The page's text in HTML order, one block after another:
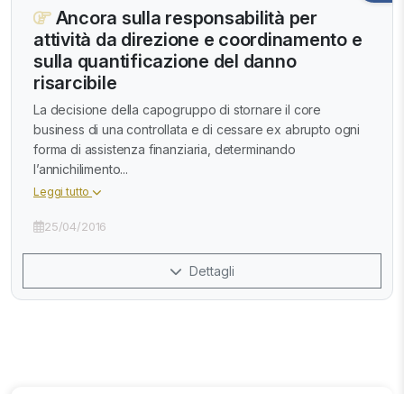
Ancora sulla responsabilità per
attività da direzione e coordinamento e
sulla quantificazione del danno
risarcibile
La decisione della capogruppo di stornare il core
business di una controllata e di cessare ex abrupto ogni
forma di assistenza finanziaria, determinando
l’annichilimento...
Leggi tutto
25/04/2016
Dettagli